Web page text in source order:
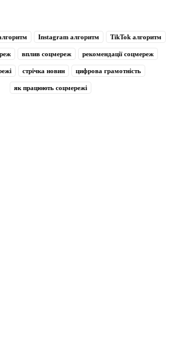
Instagram алгоритм TikTok алгоритм
вплив соцмереж рекомендації соцмереж
стрічка новин цифрова грамотність
як працюють соцмережі